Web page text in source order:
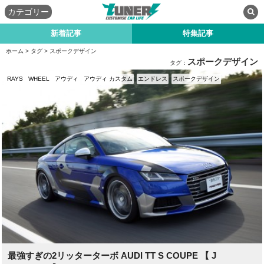
カテゴリー
新着記事 特集記事
ホーム > タグ > スポークデザイン
タグ： スポークデザイン
最強すぎの2リッターターボ AUDI TT S COUPE 【 J
RAYS WHEEL アウディ アウディ カスタム エンドレス スポークデザイン